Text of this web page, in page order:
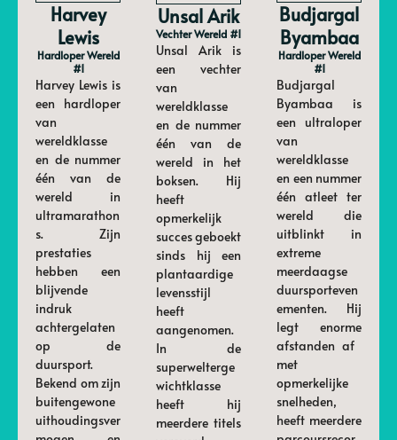
Harvey
Lewis
Hardloper Wereld
#1
Harvey Lewis is
een hardloper
van
wereldklasse
en de nummer
één van de
wereld in
ultramarathon
s. Zijn
prestaties
hebben een
blijvende
indruk
achtergelaten
op de
duursport.
Bekend om zijn
buitengewone
uithoudingsver
Unsal Arik
Vechter Wereld #1
Unsal Arik is
een vechter
van
wereldklasse
en de nummer
één van de
wereld in het
boksen. Hij
heeft
opmerkelijk
succes geboekt
sinds hij een
plantaardige
levensstijl
heeft
aangenomen.
In de
superwelterge
wichtklasse
heeft hij
meerdere titels
Budjargal
Byambaa
Hardloper Wereld
#1
Budjargal
Byambaa is
een ultraloper
van
wereldklasse
en een nummer
één atleet ter
wereld die
uitblinkt in
extreme
meerdaagse
duursporteven
ementen. Hij
legt enorme
afstanden af ​​
met
opmerkelijke
snelheden,
heeft meerdere